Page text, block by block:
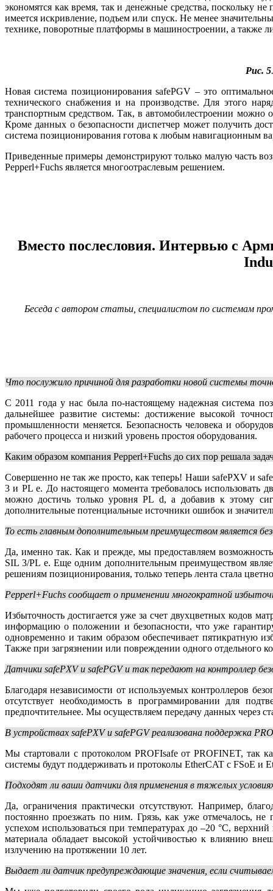
экономятся как время, так и денежные средства, поскольку
имеется искривление, подъем или спуск. Не менее
технике, поворотные платформы в машиностроении, а также
Рис. 5
Новая система позиционирования safePGV – это
технического снабжения и на производстве. Для этого
транспортным средством. Так, в автомобилестроении можно
Кроме данных о безопасности диспетчер может получить
система позиционирования готова к любым навигационным
Приведенные примеры демонстрируют только малую часть
Pepperl+Fuchs является многоотраслевым решением.
Вместо послесловия. Интервью с
Беседа с автором статьи, специалистом по системам
Что послужило причиной для разработки новой системы
С 2011 года у нас была по-настоящему надежная система
дальнейшее развитие системы: достижение высокой
промышленности меняется. Безопасность человека и
рабочего процесса и низкий уровень простоя оборудования.
Каким образом компания Pepperl+Fuchs до сих пор решала
Совершенно не так же просто, как теперь! Наши safePXV и
3 и PL e. До настоящего момента требовалось использовать
можно достичь только уровня PL d, а добавив к этому
дополнительные потенциальные источники ошибок и
То есть главным дополнительным преимуществом является
Да, именно так. Как и прежде, мы предоставляем
SIL 3/PL e. Еще одним дополнительным преимуществом
решениям позиционирования, только теперь лента стала
Pepperl+Fuchs сообщает о применении многократной
Избыточность достигается уже за счет двухцветных кодов
информацию о положении и безопасности, что уже
одновременно и таким образом обеспечивает пятикратную
Также при загрязнении или повреждении одного отдельного
Датчики safePXV и safePGV и так передают на контроллер
Благодаря независимости от используемых контроллеров
отсутствует необходимость в программировании для
предпочтительнее. Мы осуществляем передачу данных через
В устройствах safePXV и safePGV реализована поддержка
Мы стартовали с протоколом PROFIsafe от PROFINET, так
системы будут поддерживать и протоколы EtherCAT с FSoE и
Подходят ли ваши датчики для применения в тяжелых
Да, ограничения практически отсутствуют. Например,
постоянно проезжать по ним. Грязь, как уже отмечалось,
успехом использоваться при температурах до –20 °C,
материала обладает высокой устойчивостью к влиянию
излучению на протяжении 10 лет.
Выдает ли датчик предупреждающие значения, если